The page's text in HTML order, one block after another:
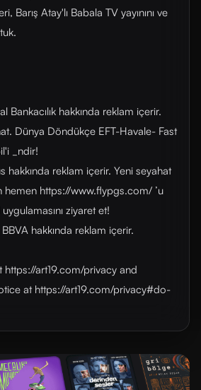
Barış Atay'lı Babala TV yayınını ve
Bankacılık hakkında reklam içerir.
Dünya Döndükçe EFT-Havale- Fast
_ndir!
hakkında reklam içerir. Yeni seyahat
hemen https://www.flypgs.com/ ’u
ziyaret et!
hakkında reklam içerir.
https://art19.com/privacy and
at https://art19.com/privacy#do-